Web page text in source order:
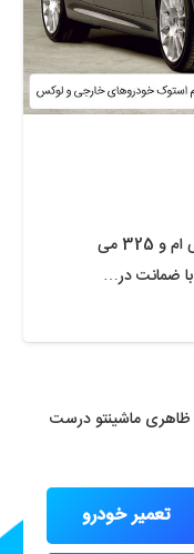
از دیگر خدمات فیکس آپ کار تعمیر بی ام و 325 می
ظاهری ماشینتو درست
تعمیر خودرو